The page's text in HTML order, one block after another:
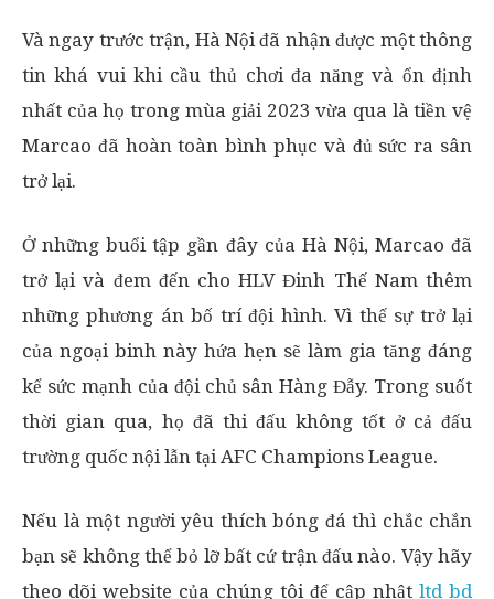
Và ngay trước trận, Hà Nội đã nhận được một thông
tin khá vui khi cầu thủ chơi đa năng và ổn định
nhất của họ trong mùa giải 2023 vừa qua là tiền vệ
Marcao đã hoàn toàn bình phục và đủ sức ra sân
trở lại.
Ở những buổi tập gần đây của Hà Nội, Marcao đã
trở lại và đem đến cho HLV Đinh Thế Nam thêm
những phương án bố trí đội hình. Vì thế sự trở lại
của ngoại binh này hứa hẹn sẽ làm gia tăng đáng
kể sức mạnh của đội chủ sân Hàng Đẫy. Trong suốt
thời gian qua, họ đã thi đấu không tốt ở cả đấu
trường quốc nội lẫn tại AFC Champions League.
Nếu là một người yêu thích bóng đá thì chắc chắn
bạn sẽ không thể bỏ lỡ bất cứ trận đấu nào. Vậy hãy
theo dõi website của chúng tôi để cập nhật ltd bd